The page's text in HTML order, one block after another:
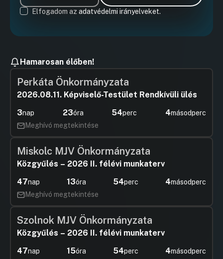
Elfogadom az adatvédelmi irányelveket.
Hamarosan élőben!
Perkáta Önkormányzata
2026.08.11. Képviselő-Testület Rendkívüli ülés
3nap 23óra 54perc 2másodperc
Meghívó megtekintése
Miskolc MJV Önkormányzata
Közgyűlés – 2026 II. félévi munkaterv
47nap 13óra 54perc 2másodperc
Meghívó megtekintése
Szolnok MJV Önkormányzata
Közgyűlés – 2026 II. félévi munkaterv
47nap 15óra 54perc 2másodperc